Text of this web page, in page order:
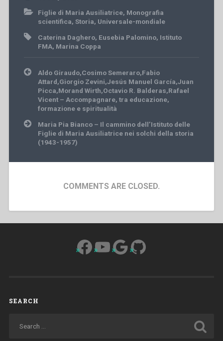
Figlie di Maria Ausiliatrice, Monografia
scientifica, Storia, Universale-mondiale
Caterina Daghero, Eusebia Palomino, Istituto
FMA, Marina Coppa
Post
navigation
Aldo Giraudo,Cosimo Semeraro,Fabio
Attard,Giorgio Zevini,Jesús Manuel García,Juan
Picca,Morand Wirth,Octavio R. Balderas,Rafael
Vicent – Accompagnare, tra educazione,
formazione e spiritualità
Maria Pia Bianco – Il cammino dell’Istituto delle
Figlie di Maria Ausiliatrice nei solchi della storia
(1943-1957)
COMMENTS ARE CLOSED.
Facebook
YouTube
Google
GitHub
SEARCH